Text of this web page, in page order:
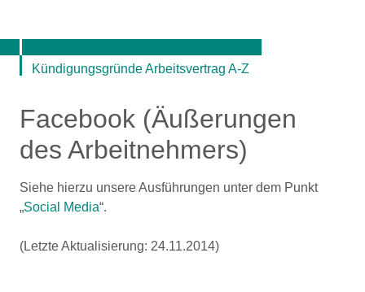
Kündigungsgründe Arbeitsvertrag A-Z
Facebook (Äußerungen
des Arbeitnehmers)
Siehe hierzu unsere Ausführungen unter dem Punkt
„Social Media“.
(Letzte Aktualisierung: 24.11.2014)